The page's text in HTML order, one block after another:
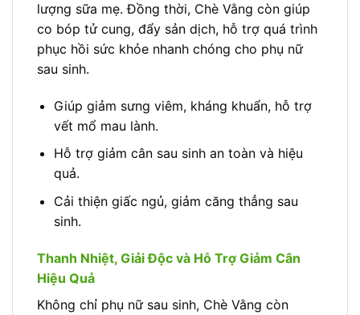
lượng sữa mẹ. Đồng thời, Chè Vằng còn giúp
co bóp tử cung, đẩy sản dịch, hỗ trợ quá trình
phục hồi sức khỏe nhanh chóng cho phụ nữ
sau sinh.
Giúp giảm sưng viêm, kháng khuẩn, hỗ trợ
vết mổ mau lành.
Hỗ trợ giảm cân sau sinh an toàn và hiệu
quả.
Cải thiện giấc ngủ, giảm căng thẳng sau
sinh.
Thanh Nhiệt, Giải Độc và Hỗ Trợ Giảm Cân
Hiệu Quả
Không chỉ phụ nữ sau sinh, Chè Vằng còn